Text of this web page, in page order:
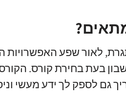
לאור שפע האפשרויות
בעת בחירת קורס.
גם לספק לך ידע מעשי